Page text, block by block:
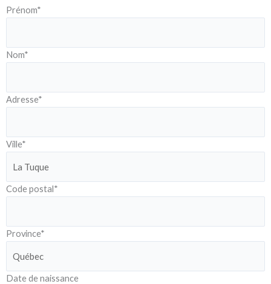
Prénom*
Nom*
Adresse*
Ville*
Code postal*
Province*
Date de naissance